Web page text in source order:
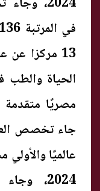
2024،